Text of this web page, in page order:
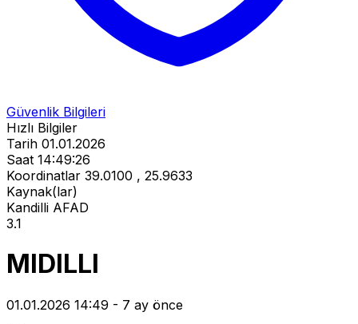
Güvenlik Bilgileri
Hızlı Bilgiler
Tarih 01.01.2026
Saat 14:49:26
Koordinatlar 39.0100 , 25.9633
Kaynak(lar)
Kandilli AFAD
3.1
MIDILLI
01.01.2026 14:49 - 7 ay önce